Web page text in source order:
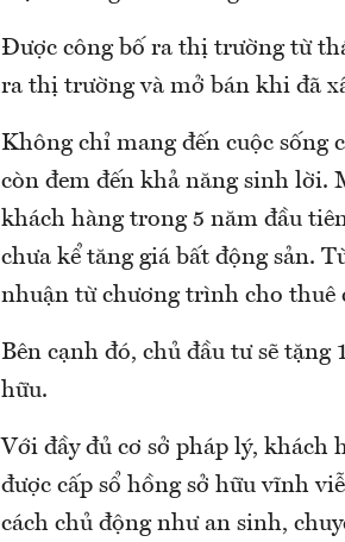
Được công bố ra thị trường từ
ra thị trường và mở bán khi đã
Không chỉ mang đến cuộc sống
còn đem đến khả năng sinh lời.
khách hàng trong 5 năm đầu
chưa kể tăng giá bất động sản.
nhuận từ chương trình cho thuê
Bên cạnh đó, chủ đầu tư sẽ
hữu.
Với đầy đủ cơ sở pháp lý, khách
được cấp sổ hồng sở hữu vĩnh
cách chủ động như an sinh,